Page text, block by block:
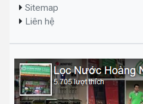
Sitemap
Liên hệ